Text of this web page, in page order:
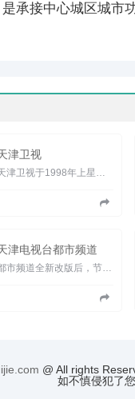
承接中心城区城
津卫视
津电视台都市频道
都市频道全新改版后，节目分为生活服务、情感生活、都市剧场和综艺娱乐四大类。频道将&ldquo;现代都市、时尚...
@ All rights
如不慎侵犯了